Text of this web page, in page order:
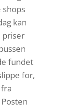
shops
kan
priser
fundet
for,